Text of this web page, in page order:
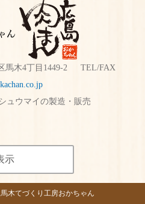
馬木4丁目1449-2 TEL/FAX
ュウマイの製造・販売
示
木てづくり工房おかちゃん